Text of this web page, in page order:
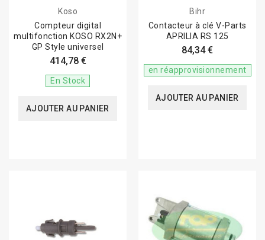
Koso
Compteur digital
multifonction KOSO RX2N+
GP Style universel
414,78 €
En Stock
AJOUTER AU PANIER
Bihr
Contacteur à clé V-Parts
APRILIA RS 125
84,34 €
en réapprovisionnement
AJOUTER AU PANIER